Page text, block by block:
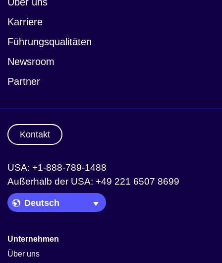
Karriere
Führungsqualitäten
Newsroom
Partner
Kontakt
USA: +1-888-789-1488
Außerhalb der USA: +49 221 6507 8699
Language Picker
Unternehmen
Über uns